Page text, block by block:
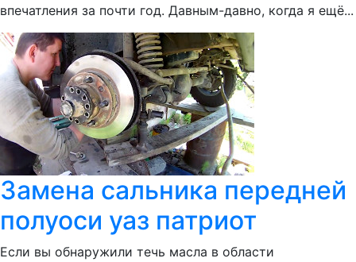
впечатления за почти год. Давным-давно, когда я ещё...
Замена сальника передней
полуоси уаз патриот
Если вы обнаружили течь масла в области